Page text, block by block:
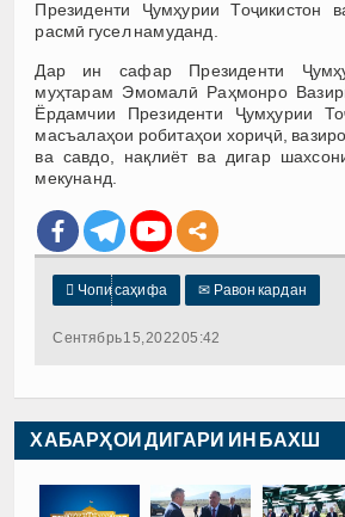
Президенти Ҷумҳурии Тоҷикистон
расмӣ гусел намуданд.
Дар ин сафар Президенти
муҳтарам Эмомалӣ Раҳмонро
Ёрдамчии Президенти Ҷумҳурии
масъалаҳои робитаҳои хориҷӣ,
ва савдо, нақлиёт ва дигар
мекунанд.
 Чопи саҳифа ✉ Равон кардан
Сентябрь 15, 2022 05:42
ХАБАРҲОИ ДИГАРИ ИН БАХШ